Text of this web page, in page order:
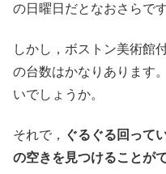
の日曜日だとなおさらです
しかし，ボストン美術館
の台数はかなりあります
いでしょうか。
それで， ぐるぐる回って
の空きを見つけることが